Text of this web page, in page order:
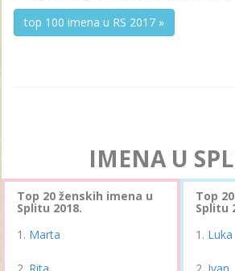
top 100 imena u RS 2017 »
IMENA U
Top 20 ženskih imena u
Splitu 2018.
Marta
Rita
Top
Splitu
Luka
Ivan